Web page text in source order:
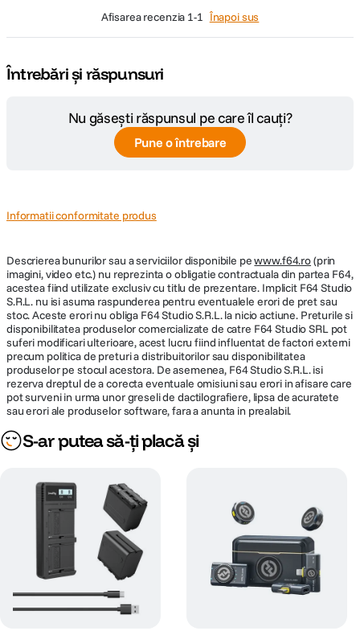
afisarea recenzia 1-1 Înapoi sus
Întrebări și răspunsuri
Nu găsești răspunsul pe care îl cauți?
Pune o întrebare
Informatii conformitate produs
Descrierea bunurilor sau a serviciilor disponibile pewww.f64.ro(prin
imagini, video etc.) nu reprezinta o obligatie contractuala din partea F64,
acestea fiind utilizate exclusiv cu titlu de prezentare. Implicit F64 Studio
S.R.L. nu isi asuma raspunderea pentru eventualele erori de pret sau
stoc. Aceste erori nu obliga F64 Studio S.R.L. la nicio actiune. Preturile si
disponibilitatea produselor comercializate de catre F64 Studio SRL pot
suferi modificari ulterioare, acest lucru fiind influentat de factori externi
precum politica de preturi a distribuitorilor sau disponibilitatea
produselor pe stocul acestora. De asemenea, F64 Studio S.R.L. isi
rezerva dreptul de a corecta eventuale omisiuni sau erori in afisare care
pot surveni in urma unor greseli de dactilografiere, lipsa de acuratete
sau erori ale produselor software, fara a anunta in prealabil.
S-ar putea să-ți placă și